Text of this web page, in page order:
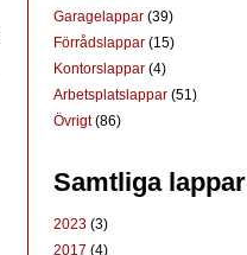
Garagelappar (39)
Förrådslappar (15)
Kontorslappar (4)
Arbetsplatslappar (51)
Övrigt(86)
Samtliga lappar
2023 (3)
2017 (4)